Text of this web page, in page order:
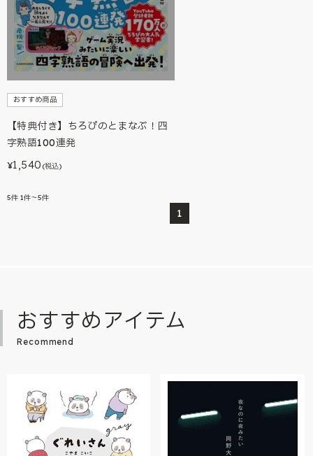
おすすめ商品
【特典付き】ちろぴのとまなぶ！四
字熟語100連発
¥1,540 (税込)
5件 1件～5件
1
おすすめアイテム
Recommend